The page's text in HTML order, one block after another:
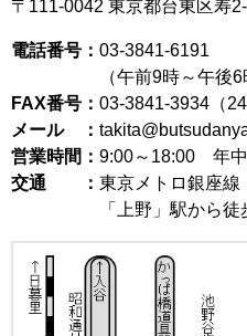
〒111-0042 東京都台東区寿
電話番号： 03-3841-6191
（午前9時～午後6
FAX番号： 03-3841-3934（24
メール ：
営業時間： 9:00～18:00 年
交通 ： 東京メトロ銀座線
「上野」駅から